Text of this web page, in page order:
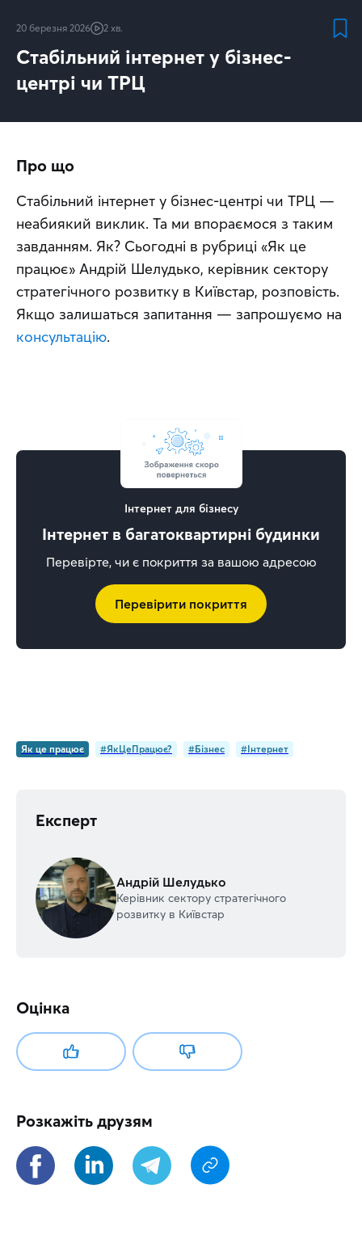
20 березня 2026 2 хв.
Стабільний інтернет у бізнес-
центрі чи ТРЦ
Про що
Стабільний інтернет у бізнес-центрі чи ТРЦ —
неабиякий виклик. Та ми впораємося з таким
завданням. Як? Сьогодні в рубриці «Як це
працює» Андрій Шелудько, керівник сектору
стратегічного розвитку в Київстар, розповість.
консультацію.
Інтернет для бізнесу
Інтернет в багатоквартирні будинки
Перевірте, чи є покриття за вашою адресою
Перевірити покриття
Як це працює #ЯкЦеПрацює? #Бізнес #Інтернет
Експерт
Андрій Шелудько
Керівник сектору стратегічного
розвитку в Київстар
Оцінка
Розкажіть друзям